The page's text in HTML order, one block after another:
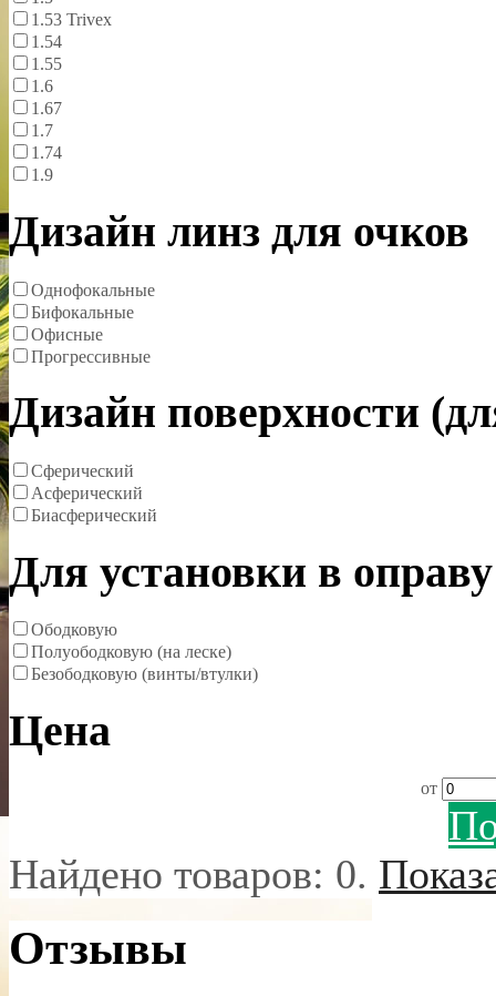
1.53 Trivex
1.54
1.55
1.6
1.67
1.7
1.74
1.9
Дизайн линз для очков
Однофокальные
Бифокальные
Офисные
Прогрессивные
Дизайн поверхности
Сферический
Асферический
Биасферический
Для установки в оправу
Ободковую
Полуободковую (на леске)
Безободковую (винты/втулки)
Цена
от
Найдено товаров: 0.
Отзывы